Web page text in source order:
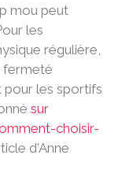
mou peut
les
régulière,
fermeté
les sportifs
sur
choisir-
d'Anne